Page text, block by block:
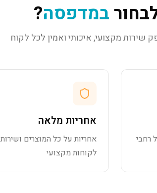
במדפסה?
שירות מקצועי, איכותי ואמין לכל לקוח
רחבי
אחריות מלאה
אחריות על כל המוצרים ושירות
לקוחות מקצועי